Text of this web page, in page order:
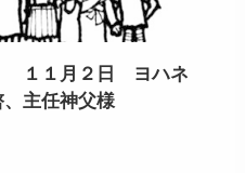
１１月２日 ヨハネ
主任神父様